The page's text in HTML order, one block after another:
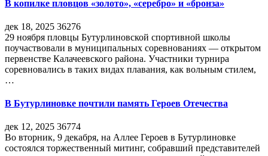
В копилке пловцов «золото», «серебро» и «бронза»
дек 18, 2025 36276
29 ноября пловцы Бутурлиновской спортивной школы
поучаствовали в муниципальных соревнованиях — открытом
первенстве Калачеевского района. Участники турнира
соревновались в таких видах плавания, как вольным стилем,
…
В Бутурлиновке почтили память Героев Отечества
дек 12, 2025 36774
Во вторник, 9 декабря, на Аллее Героев в Бутурлиновке
состоялся торжественный митинг, собравший представителей